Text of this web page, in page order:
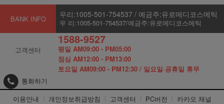
BANK INFO 우리:1005-501-754537 / 예금주:유로메디코스메틱
우 리:1005-501-754537/예금주:유로메디코스메틱
고객센터
1588-9527
평일 AM09:00 - PM05:00
점심 AM12:00 - PM13:00
토요일 AM09:00 - PM12:30 / 일요일·공휴일 휴무
통화하기
이용안내
개인정보취급방침 고객센터 PC버전 카카오 채널